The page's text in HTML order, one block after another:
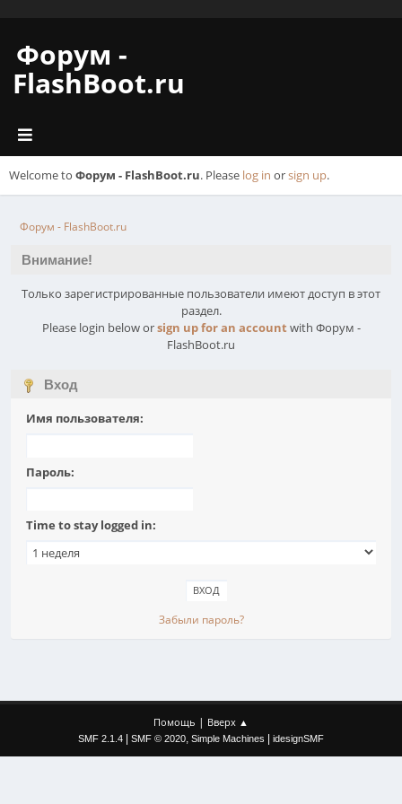
Форум -
FlashBoot.ru
Welcome to Форум - FlashBoot.ru. Please log in orsign up.
Форум - FlashBoot.ru
Внимание!
Только зарегистрированные пользователи имеют доступ в этот
раздел.
Please login below orsign up for an accountwith Форум -
FlashBoot.ru
Вход
Имя пользователя:
Пароль:
Time to stay logged in:
Забыли пароль?
Помощь | Вверх ▲
SMF 2.1.4 SMF © 2020, Simple Machines idesignSMF